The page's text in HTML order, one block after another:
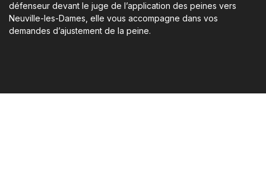
défenseur devant le juge de l’application des peines vers
Neuville-les-Dames, elle vous accompagne dans vos
demandes d’ajustement de la peine.